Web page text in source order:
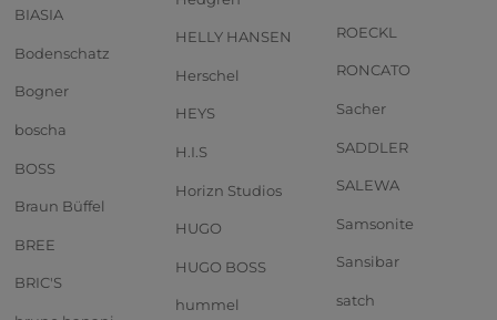
BIASIA
Bodenschatz
Bogner
boscha
BOSS
Braun Büffel
BREE
BRIC'S
HELLY HANSEN
Herschel
HEYS
H.I.S
Horizn Studios
HUGO
HUGO BOSS
hummel
ROECKL
RONCATO
Sacher
SADDLER
SALEWA
Samsonite
Sansibar
satch